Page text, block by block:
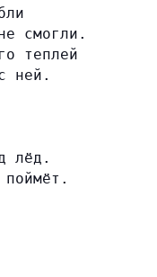
смогли.
теплей
ней.
лёд.